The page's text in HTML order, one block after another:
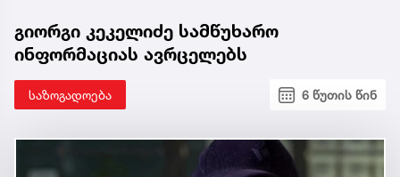
გიორგი კეკელიძე სამწუხარო
ინფორმაციას ავრცელებს
საზოგადოება 6 წუთის წინ